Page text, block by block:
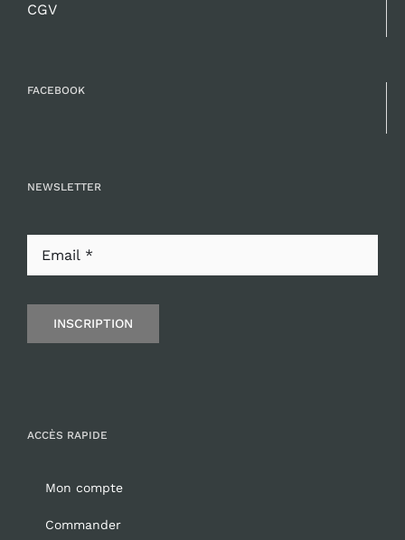
CGV
FACEBOOK
NEWSLETTER
INSCRIPTION
ACCÈS RAPIDE
Mon compte
Commander